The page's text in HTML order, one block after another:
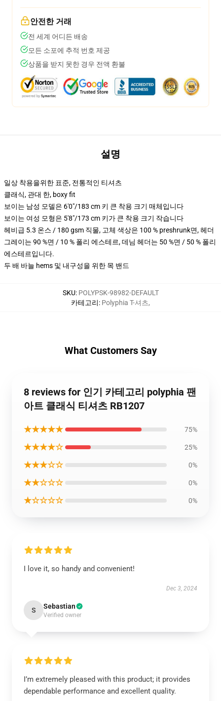
안전한 거래
전 세계 어디든 배송
모든 소포에 추적 번호 제공
상품을 받지 못한 경우 전액 환불
설명
일상 착용을위한 표준, 전통적인 티셔츠
클래식, 관대 한, boxy fit
보이는 남성 모델은 6'0"/183 cm 키 큰 착용 크기 매체입니다
보이는 여성 모형은 5'8"/173 cm 키가 큰 착용 크기 작습니다
헤비급 5.3 온스 / 180 gsm 직물, 고체 색상은 100 % preshrunk면, 헤더
그레이는 90 %면 / 10 % 폴리 에스테르, 데님 헤더는 50 %면 / 50 % 폴리
에스테르입니다.
두 배 바늘 hems 및 내구성을 위한 목 밴드
SKU: POLYPSK-98982-DEFAULT
카테고리: Polyphia T-셔츠,
What Customers Say
8 reviews for 인기 카테고리 polyphia 팬
아트 클래식 티셔츠 RB1207
★★★★★ 75%
★★★★☆ 25%
★★★☆☆ 0%
★★☆☆☆ 0%
★☆☆☆☆ 0%
I love it, so handy and convenient!
Dec 3, 2024
S Sebastian
Verified owner
I’m extremely pleased with this product; it provides
dependable performance and excellent quality.